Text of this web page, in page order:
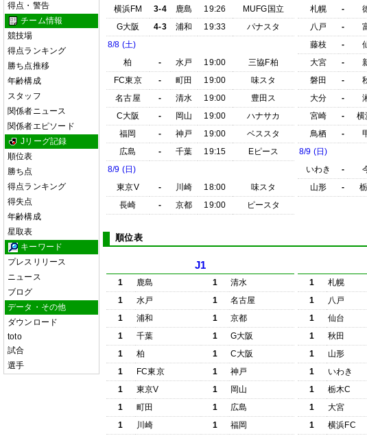
得点・警告
チーム情報
競技場
得点ランキング
勝ち点推移
年齢構成
スタッフ
関係者ニュース
関係者エピソード
Jリーグ記録
順位表
勝ち点
得点ランキング
得失点
年齢構成
星取表
キーワード
プレスリリース
ニュース
ブログ
データ・その他
ダウンロード
toto
試合
選手
横浜FM
3-4 鹿島 19:26
MUFG国立
G大阪
4-3 浦和 19:33
パナスタ
8/8 (土)
柏
- 水戸 19:00
三協F柏
FC東京
- 町田 19:00
味スタ
名古屋
- 清水 19:00
豊田ス
C大阪
- 岡山 19:00
ハナサカ
福岡
- 神戸 19:00
ベススタ
広島
- 千葉 19:15
Eピース
8/9 (日)
東京V
- 川崎 18:00
味スタ
長崎
- 京都 19:00 ピースタ
札幌
-
八戸
-
藤枝
-
大宮
-
磐田
-
大分
-
宮崎
- 横
鳥栖
-
8/9 (日)
いわき
-
山形
-
順位表
J1
1 鹿島 1
清水
1
水戸 1
名古屋
1
浦和 1
京都
1
千葉 1
G大阪
1
柏 1
C大阪
1
FC東京 1
神戸
1
東京V 1
岡山
1
町田 1
広島
1
川崎 1 福岡
1 札幌
1
八戸
1
仙台
1
秋田
1
山形
1
いわき
1
栃木C
1
大宮
1
横浜FC